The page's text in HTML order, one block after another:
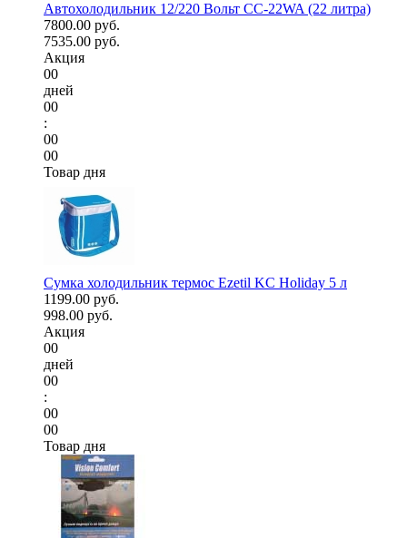
Автохолодильник 12/220 Вольт CC-22WA (22 литра)
7800.00 руб.
7535.00 руб.
Акция
00
дней
00
:
00
00
Товар дня
Сумка холодильник термос Ezetil KC Holiday 5 л
1199.00 руб.
998.00 руб.
Акция
00
дней
00
:
00
00
Товар дня